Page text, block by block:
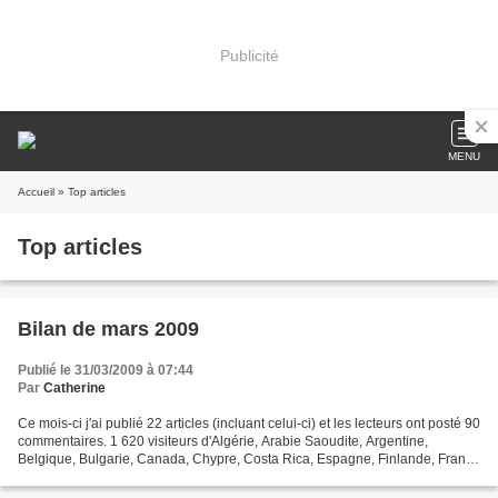
Publicité
MENU
Accueil » Top articles
Top articles
Bilan de mars 2009
Publié le 31/03/2009 à 07:44
Par Catherine
Ce mois-ci j'ai publié 22 articles (incluant celui-ci) et les lecteurs ont posté 90
commentaires. 1 620 visiteurs d'Algérie, Arabie Saoudite, Argentine,
Belgique, Bulgarie, Canada, Chypre, Costa Rica, Espagne, Finlande, France